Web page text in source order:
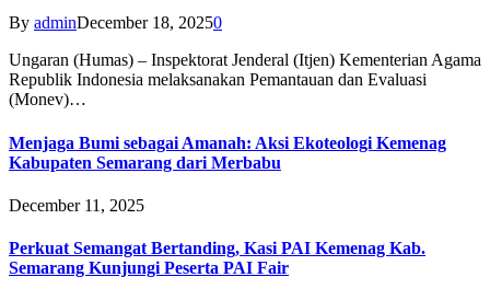
By adminDecember 18, 20250
Ungaran (Humas) – Inspektorat Jenderal (Itjen) Kementerian Agama
Republik Indonesia melaksanakan Pemantauan dan Evaluasi
(Monev)…
Menjaga Bumi sebagai Amanah: Aksi Ekoteologi Kemenag
Kabupaten Semarang dari Merbabu
December 11, 2025
Perkuat Semangat Bertanding, Kasi PAI Kemenag Kab.
Semarang Kunjungi Peserta PAI Fair